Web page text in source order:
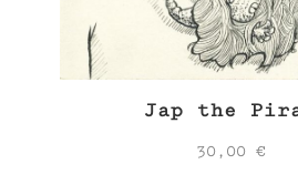
Jap the
30,00 €